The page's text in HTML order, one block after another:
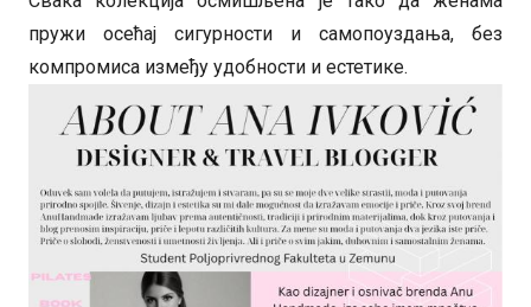
пружи осећај сигурности и самопоуздања, без
компромиса између удобности и естетике.